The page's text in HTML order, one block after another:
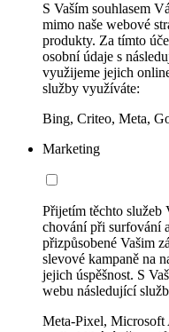
S Vaším souhlasem
mimo naše webové
produkty. Za tímto
osobní údaje s
využijeme jejich
služby využíváte:
Bing, Criteo, Meta,
Marketing
Přijetím těchto služeb
chování při surfování
přizpůsobené Vašim
slevové kampaně na
jejich úspěšnost. S
webu následující
Meta-Pixel, Microsoft